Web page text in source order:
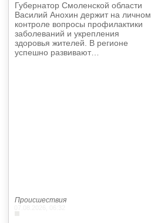
Губернатор Смоленской области
Василий Анохин держит на личном
контроле вопросы профилактики
заболеваний и укрепления
здоровья жителей. В регионе
успешно развивают…
Происшествия